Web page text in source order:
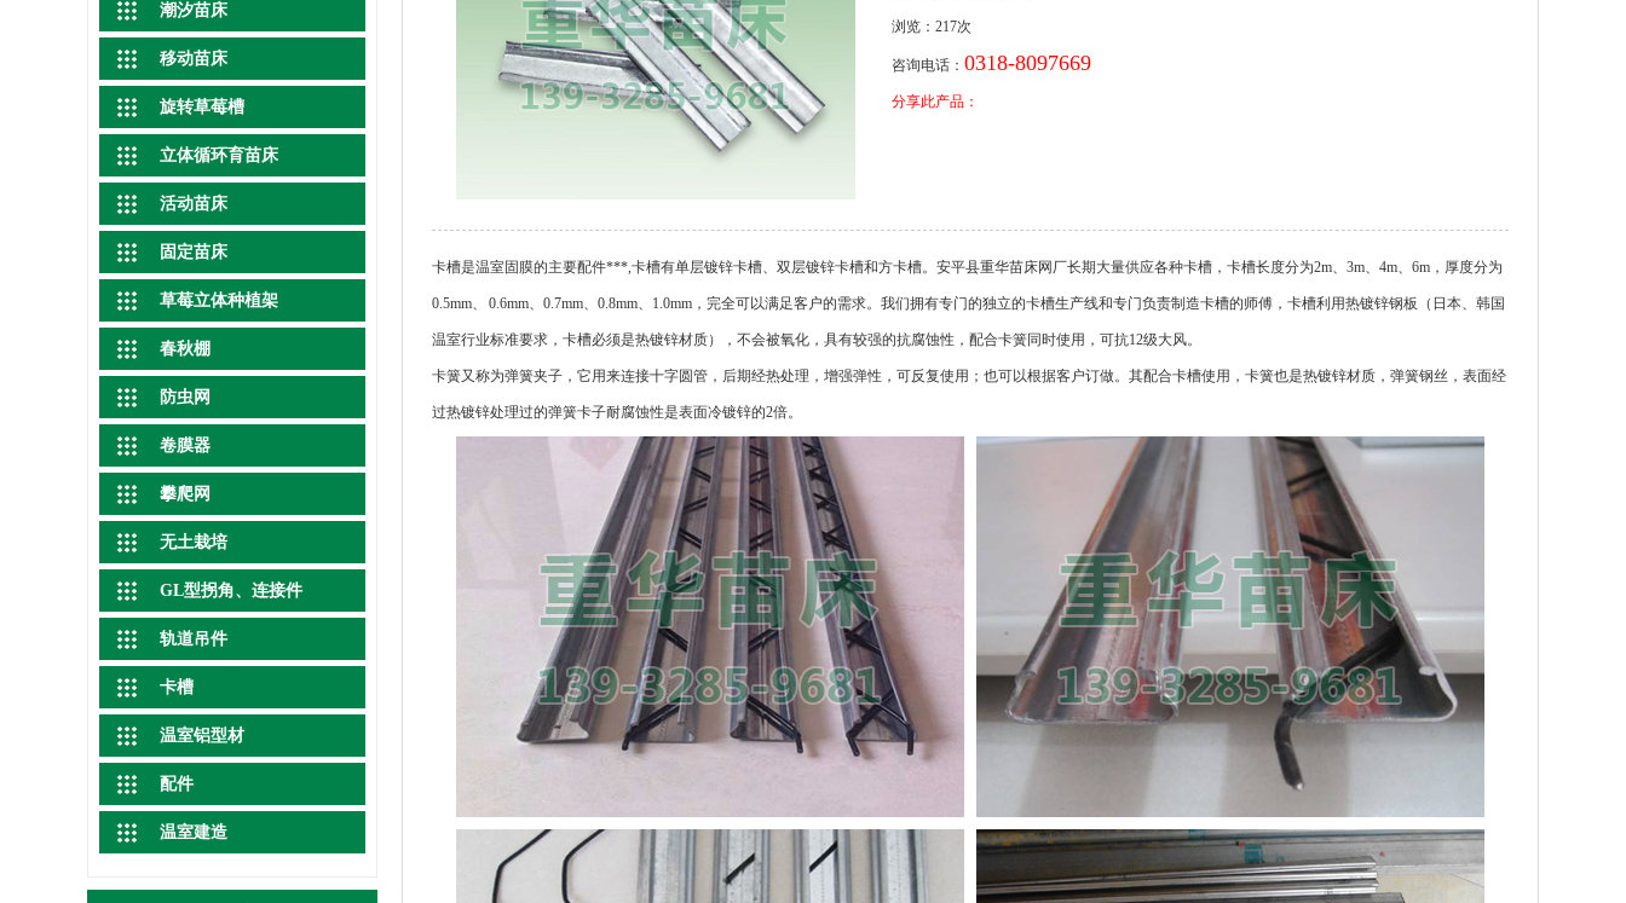
潮汐苗床
移动苗床
旋转草莓槽
立体循环育苗床
活动苗床
固定苗床
草莓立体种植架
春秋棚
防虫网
卷膜器
攀爬网
无土栽培
GL型拐角、连接件
轨道吊件
卡槽
温室铝型材
配件
温室建造
浏览： 217次
咨询电话： 0318-8097669
分享此产品：
卡槽是温室固膜的主要配件***,卡槽有单层镀锌卡槽、双层镀锌卡槽和方卡槽。安平县重华苗床网厂长期大量供应各种卡槽，卡槽长度分为2m、3m、4m、6m，厚度分为
0.5mm、 0.6mm、0.7mm、0.8mm、1.0mm，完全可以满足客户的需求。我们拥有专门的独立的卡槽生产线和专门负责制造卡槽的师傅，卡槽利用热镀锌钢板（日本、韩国
温室行业标准要求，卡槽必须是热镀锌材质），不会被氧化，具有较强的抗腐蚀性，配合卡簧同时使用，可抗12级大风。
卡簧又称为弹簧夹子，它用来连接十字圆管，后期经热处理，增强弹性，可反复使用；也可以根据客户订做。其配合卡槽使用，卡簧也是热镀锌材质，弹簧钢丝，表面经
过热镀锌处理过的弹簧卡子耐腐蚀性是表面冷镀锌的2倍。